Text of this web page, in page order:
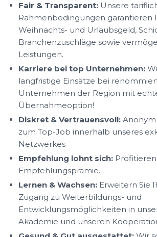
Fair & Transparent: Unsere
Rahmenbedingungen garantieren
Weihnachts- und Urlaubsgeld,
Branchenzuschläge sowie
Leistungen.
Karriere bei top Unternehmen:
langfristige Einsätze bei
Unternehmen der Region mit
Übernahmeoption!
Diskret & Vertrauensvoll:
zum Top-Job innerhalb unseres
Netzwerkes
Empfehlung lohnt sich:
Empfehlungsprämie.
Lernen & Wachsen: Erweitern Sie
Zugang zu Weiterbildungs- und
Entwicklungsmöglichkeiten in
Akademie und unseren